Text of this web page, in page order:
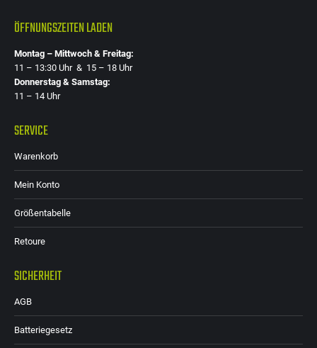
ÖFFNUNGSZEITEN LADEN
Montag – Mittwoch & Freitag:
11 – 13:30 Uhr & 15 – 18 Uhr
Donnerstag & Samstag:
11 – 14 Uhr
SERVICE
Warenkorb
Mein Konto
Größentabelle
Retoure
SICHERHEIT
AGB
Batteriegesetz